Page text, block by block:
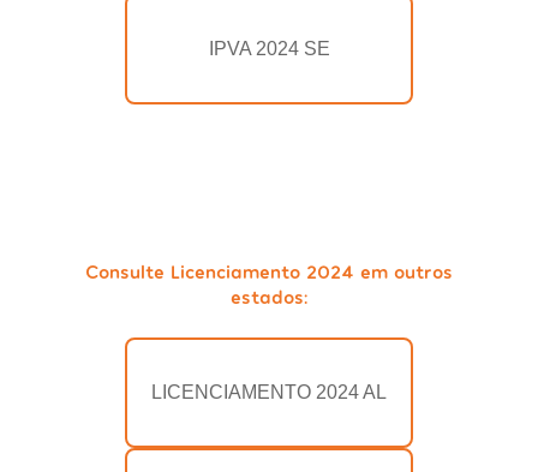
IPVA 2024 SE
Consulte Licenciamento 2024 em outros
estados:
LICENCIAMENTO 2024 AL